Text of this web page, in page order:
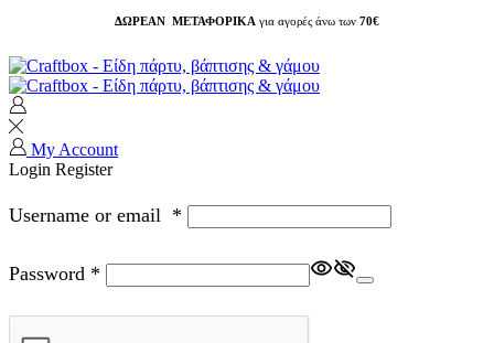
ΔΩΡΕΑΝ ΜΕΤΑΦΟΡΙΚΑ για αγορές άνω των 70€
My Account
Login Register
Username or email *
Password *